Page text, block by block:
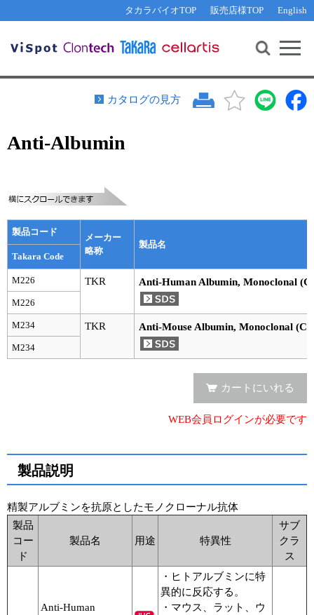
タカラバイオTOP 販売店様TOP English
機能解析・サイレンシング
PCR・等温増幅
装置・ソフトウェア
サンプル請求
その他 ライセンスに関するご相談
遺伝子組換え生物該当製品
研究支援ツール
Cut-Site Navigator 制限酵素切断サイトの検索
In-Fusion Cloning プライマー設計
抗体検索サイト
プライマー・プローブ検索・注文
機器ソフトウェア・ベクター配列ダウンロード
実験ガイド
リアルタイムPCR実験ガイド
遺伝子検査ガイド（食品・水質・家畜他）
クローニング実験ガイド
エピジェネティクス実験ガイド
RNAi実験ガイド
お問い合わせ WEB会員登録
カタログの見方
Anti-Albumin
製品コード
メーカー
略称
製品名
Takara Code
M226 TKR Anti-Human Albumin, Monoclonal
M226
M234 TKR Anti-Mouse Albumin, Monoclonal
M234
カートにいれる
WEB会員ログインが必要です
製品説明
精製アルブミンを抗原としたモノクローナル抗体
製品
コー
ド
製品名 用途 特異性
サブ
クラ
ス
Anti-Human
・ヒトアルブミンに特
異的に反応する。
・マウス、ラット、ウ